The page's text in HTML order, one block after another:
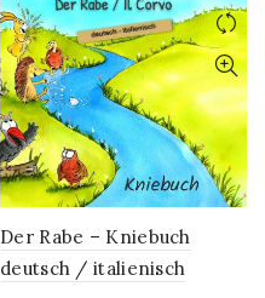
Der Rabe – Kniebuch
deutsch / italienisch